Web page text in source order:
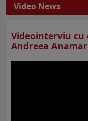
Video News
Videointerviu
Andreea